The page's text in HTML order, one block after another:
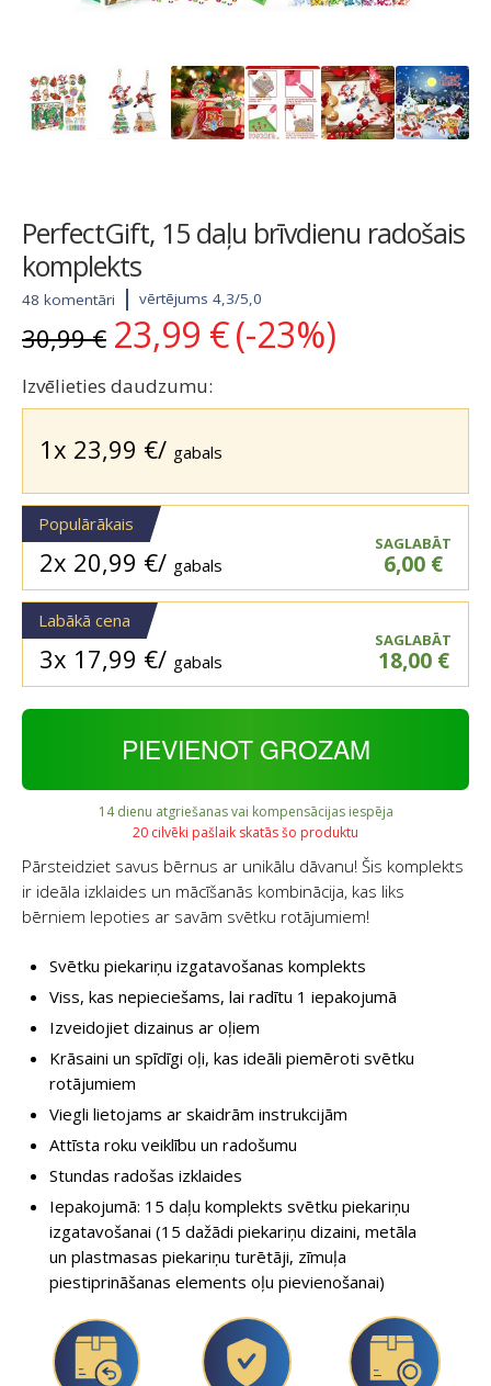
PerfectGift, 15 daļu brīvdienu radošais
komplekts
48 komentāri vērtējums 4,3/5,0
30,99€ Original
price
was:
30,99 €.
23,99 € Current
price
23,99 €.
(-23%)
Izvēlieties daudzumu:
1x 23,99 €/ gabals
Populārākais
2x 20,99 €/ gabals
SAGLABĀT
6,00 €
Labākā cena
3x 17,99 €/ gabals
SAGLABĀT
18,00 €
PIEVIENOT GROZAM
14 dienu atgriešanas vai kompensācijas iespēja
20 cilvēki pašlaik skatās šo produktu
Pārsteidziet savus bērnus ar unikālu dāvanu! Šis komplekts
ir ideāla izklaides un mācīšanās kombinācija, kas liks
bērniem lepoties ar savām svētku rotājumiem!
Svētku piekariņu izgatavošanas komplekts
Viss, kas nepieciešams, lai radītu 1 iepakojumā
Izveidojiet dizainus ar oļiem
Krāsaini un spīdīgi oļi, kas ideāli piemēroti svētku
rotājumiem
Viegli lietojams ar skaidrām instrukcijām
Attīsta roku veiklību un radošumu
Stundas radošas izklaides
Iepakojumā: 15 daļu komplekts svētku piekariņu
izgatavošanai (15 dažādi piekariņu dizaini, metāla
un plastmasas piekariņu turētāji, zīmuļa
piestiprināšanas elements oļu pievienošanai)